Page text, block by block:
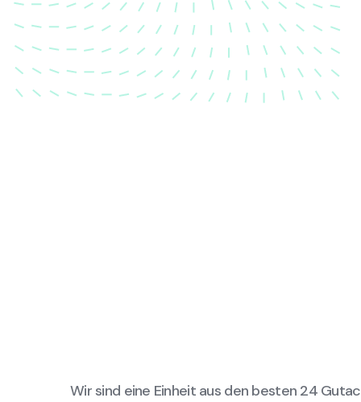
Zustand gebracht wird.
Wir sind eine Einheit aus den besten 24